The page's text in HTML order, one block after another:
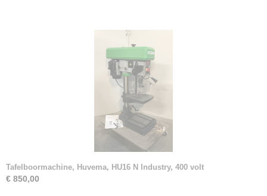
Tafelboormachine, Huvema, HU16 N Industry, 400 volt
€ 850,00